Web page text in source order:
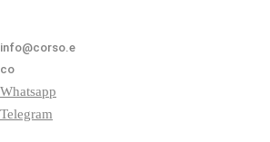
info@corso.e
co
Whatsapp
Telegram